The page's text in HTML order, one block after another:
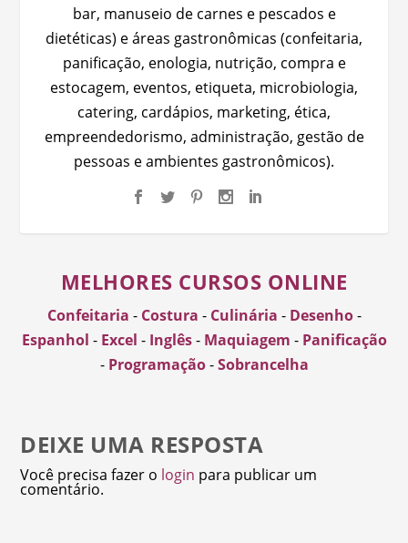
bar, manuseio de carnes e pescados e
dietéticas) e áreas gastronômicas (confeitaria,
panificação, enologia, nutrição, compra e
estocagem, eventos, etiqueta, microbiologia,
catering, cardápios, marketing, ética,
empreendedorismo, administração, gestão de
pessoas e ambientes gastronômicos).
MELHORES CURSOS ONLINE
Confeitaria - Costura - Culinária - Desenho-
Espanhol - Excel - Inglês- Maquiagem - Panificação
- Programação-Sobrancelha
DEIXE UMA RESPOSTA
Você precisa fazer o login para publicar um
comentário.